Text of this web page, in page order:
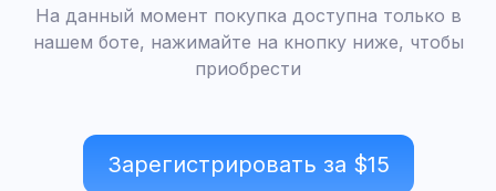
На данный момент покупка доступна только в
нашем боте, нажимайте на кнопку ниже, чтобы
приобрести
Зарегистрировать за $15